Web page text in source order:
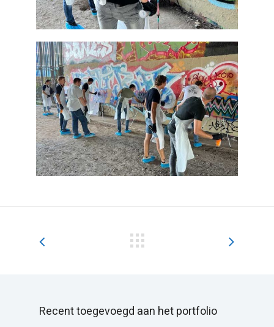
Recent toegevoegd aan het portfolio